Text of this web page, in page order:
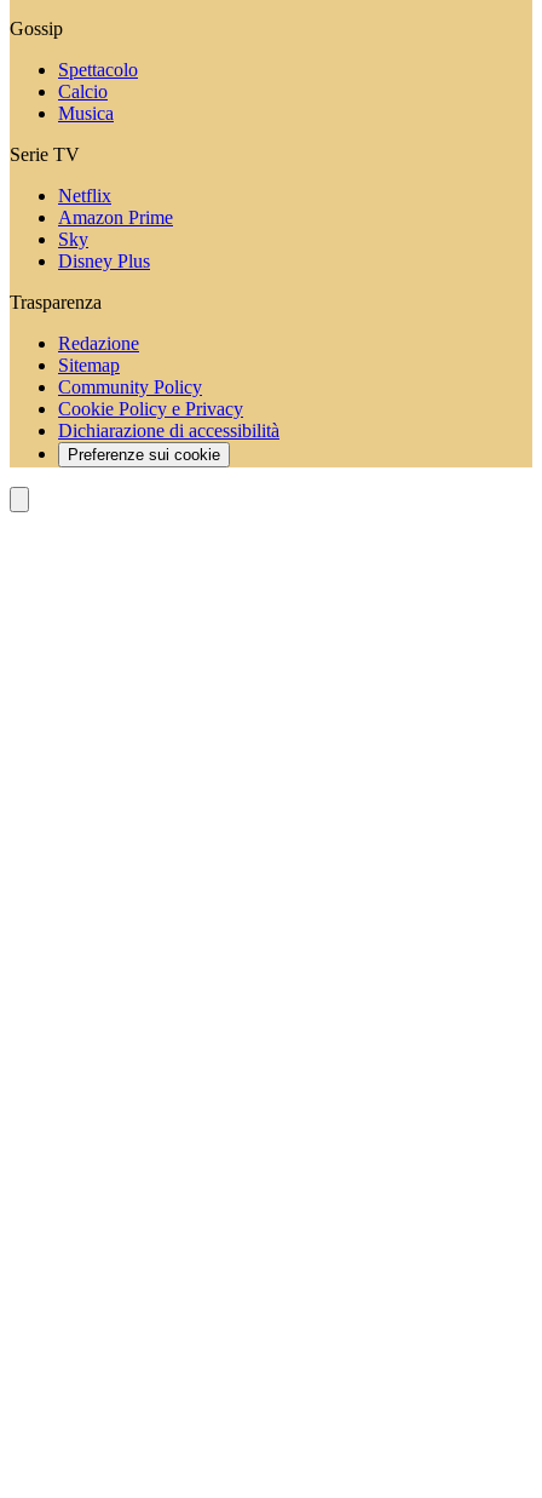
Gossip
Spettacolo
Calcio
Musica
Serie TV
Netflix
Amazon Prime
Sky
Disney Plus
Trasparenza
Redazione
Sitemap
Community Policy
Cookie Policy e Privacy
Dichiarazione di accessibilità
Preferenze sui cookie